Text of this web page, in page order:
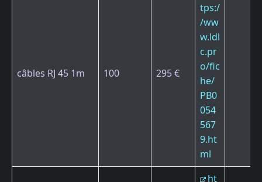
câbles RJ 45 1m 100 295 €
tps:/
/ww
w.ldl
c.pr
o/fic
he/
PB0
054
567
9.ht
ml
ht